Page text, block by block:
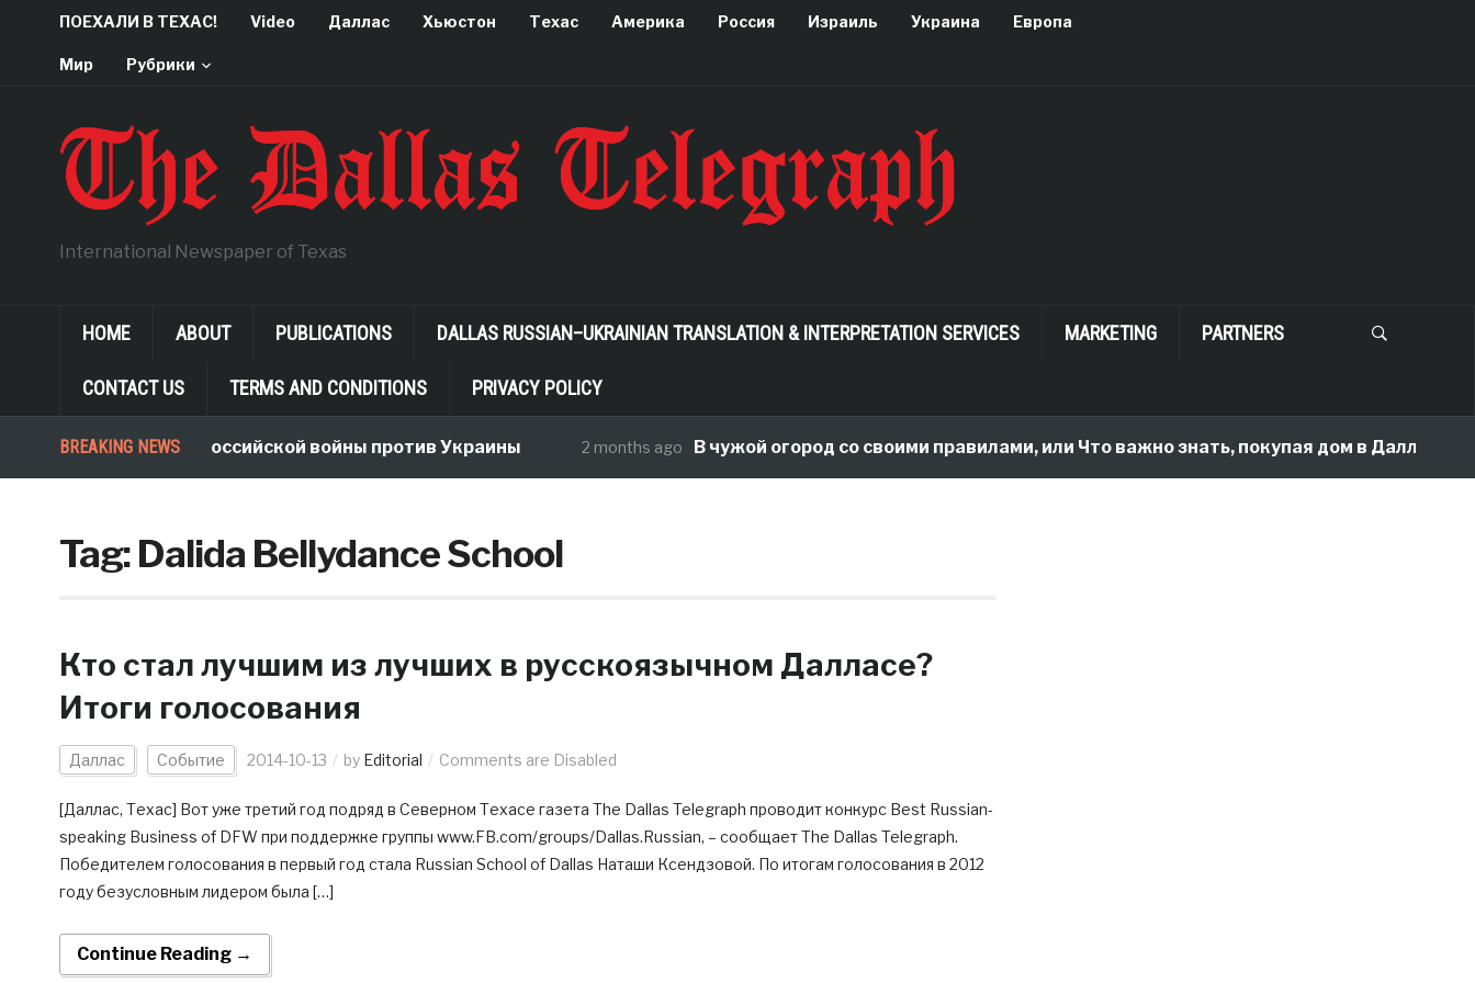
ПОЕХАЛИ В ТЕХАС! Video Даллас Хьюстон Техас Америка Россия Израиль Украина Европа
Мир Рубрики
International Newspaper of Texas
HOME ABOUT PUBLICATIONS DALLAS RUSSIAN–UKRAINIAN TRANSLATION & INTERPRETATION SERVICES MARKETING PARTNERS
CONTACT US TERMS AND CONDITIONS PRIVACY POLICY
BREAKING NEWS
Неологизмы Российской войны против Украины 2 months ago В чужой огород со своими правилами, или Что важно знать, покупая дом в Далласе
Tag:Dalida Bellydance School
Кто стал лучшим из лучших в русскоязычном Далласе?
Итоги голосования
Даллас Событие 2014-10-13 by Editorial Comments are Disabled
[Даллас, Техас] Вот уже третий год подряд в Северном Техасе газета The Dallas Telegraph проводит конкурс Best Russian-
speaking Business of DFW при поддержке группы www.FB.com/groups/Dallas.Russian, – сообщает The Dallas Telegraph.
Победителем голосования в первый год стала Russian School of Dallas Наташи Ксендзовой. По итогам голосования в 2012
году безусловным лидером была […]
Continue Reading →